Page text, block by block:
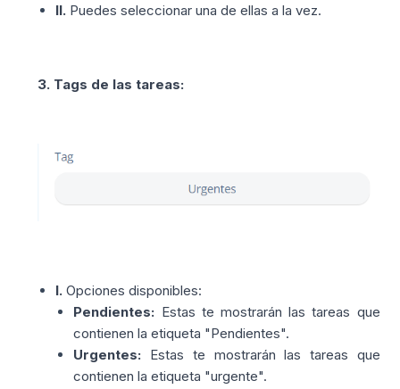
II. Puedes seleccionar una de ellas a la vez.
3. Tags de las tareas:
I. Opciones disponibles:
Pendientes: Estas te mostrarán las tareas que
contienen la etiqueta "Pendientes".
Urgentes: Estas te mostrarán las tareas que
contienen la etiqueta "urgente".